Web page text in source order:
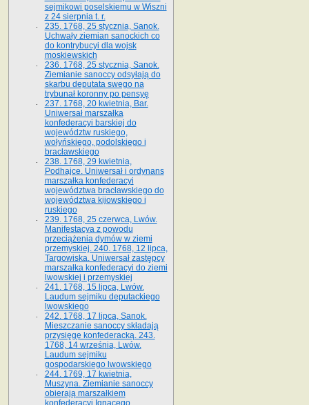
sejmikowi poselskiemu w Wiszni
z 24 sierpnia t. r.
235. 1768, 25 stycznia, Sanok.
Uchwały ziemian sanockich co
do kontrybucyi dla wojsk
moskiewskich
236. 1768, 25 stycznia, Sanok.
Ziemianie sanoccy odsyłają do
skarbu deputata swego na
trybunał koronny po pensyę
237. 1768, 20 kwietnia, Bar.
Uniwersał marszałka
konfederacyi barskiej do
województw ruskiego,
wołyńskiego, podolskiego i
bracławskiego
238. 1768, 29 kwietnia,
Podhajce. Uniwersał i ordynans
marszałka konfederacyi
województwa bracławskiego do
wo­jewództwa kijowskiego i
ruskiego
239. 1768, 25 czerwca, Lwów.
Manifestacya z powodu
przeciążenia dymów w ziemi
przemyskiej. 240. 1768, 12 lipca,
Targowiska. Uniwersał zastępcy
marszałka konfederacyi do ziemi
lwowskiej i przemyskiej
241. 1768, 15 lipca, Lwów.
Laudum sejmiku deputackiego
lwowskiego
242. 1768, 17 lipca, Sanok.
Mieszczanie sanoccy składają
przysięgę konfederacką. 243.
1768, 14 września, Lwów.
Laudum sejmiku
gospodarskiego lwowskiego
244. 1769, 17 kwietnia,
Muszyna. Ziemianie sanoccy
obierają marszałkiem
konfederacyi Ignacego